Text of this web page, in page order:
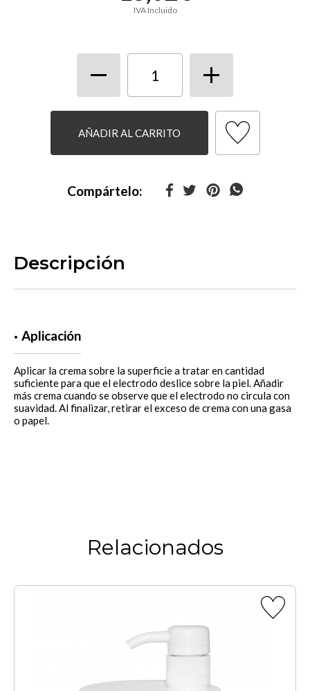
IVA Incluido
AÑADIR AL CARRITO
Compártelo:
Descripción
Aplicación
Aplicar la crema sobre la superficie a tratar en cantidad
suficiente para que el electrodo deslice sobre la piel. Añadir
más crema cuando se observe que el electrodo no circula con
suavidad. Al finalizar, retirar el exceso de crema con una gasa
o papel.
Relacionados